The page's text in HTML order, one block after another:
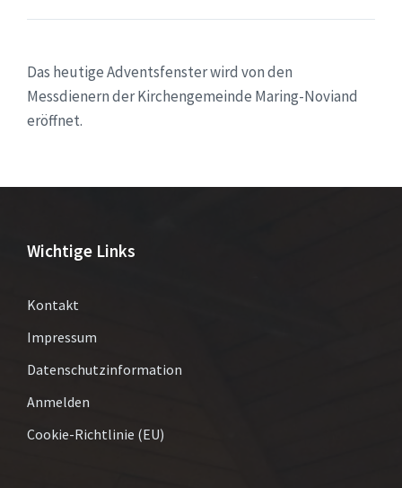
Das heutige Adventsfenster wird von den
Messdienern der Kirchengemeinde Maring-Noviand
eröffnet.
Wichtige Links
Kontakt
Impressum
Datenschutzinformation
Anmelden
Cookie-Richtlinie (EU)